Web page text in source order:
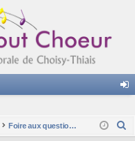
ne
Foire aux questions (Questions posées fréquemment)